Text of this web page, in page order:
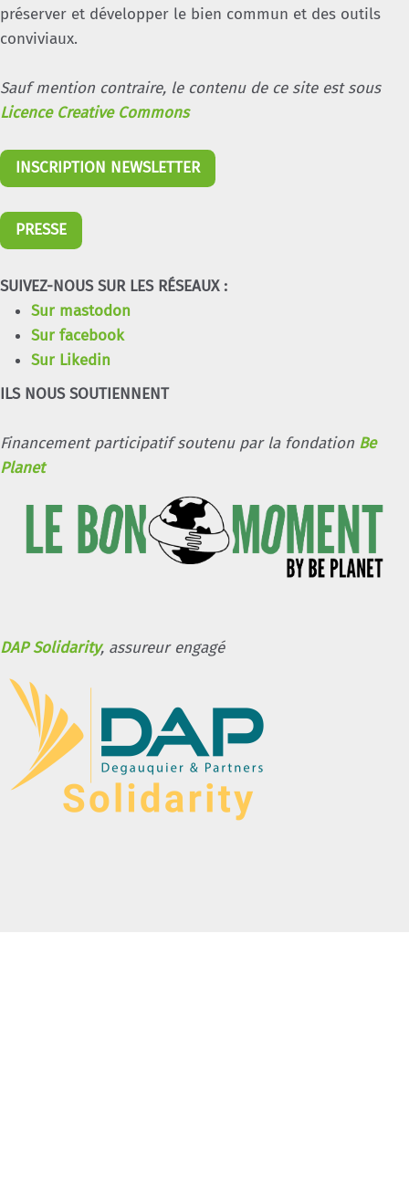
préserver et développer le bien commun et des outils
conviviaux.
Sauf mention contraire, le contenu de ce site est sous
Licence Creative Commons
INSCRIPTION NEWSLETTER
PRESSE
SUIVEZ-NOUS SUR LES RÉSEAUX :
Sur mastodon
Sur facebook
Sur Likedin
ILS NOUS SOUTIENNENT
Financement participatif soutenu par la fondation Be
Planet
DAP Solidarity, assureur engagé